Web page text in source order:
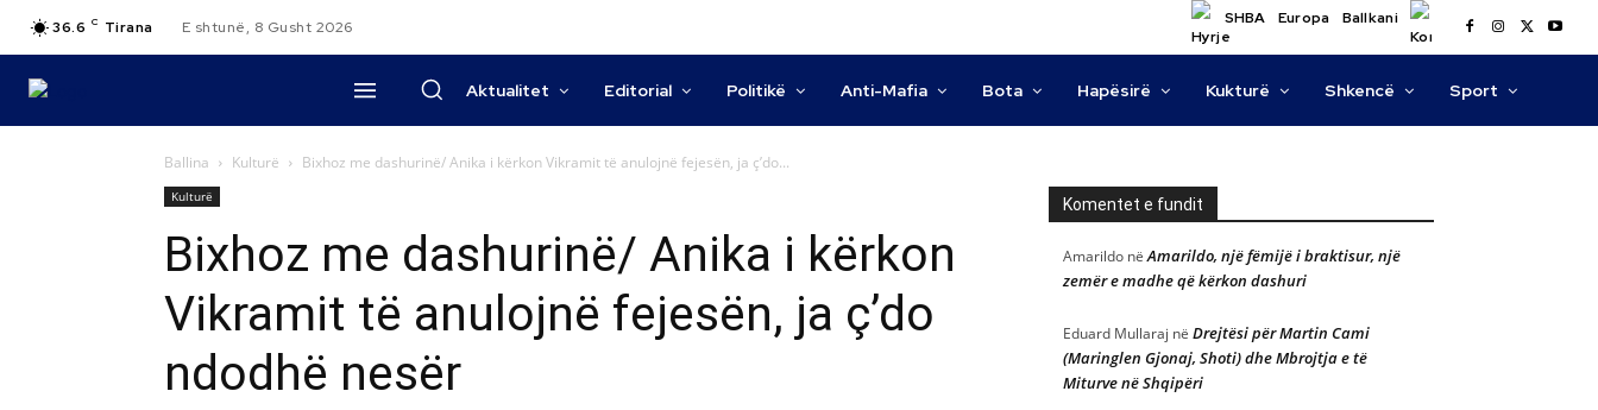
36.6 C Tirana E shtunë, 8 Gusht 2026 SHBA Europa Ballkani
Aktualitet Editorial Politikë Anti-Mafia Bota Hapësirë Kukturë Shkencë Sport
Ballina Kulturë Bixhoz me dashurinë/ Anika i kërkon Vikramit të anulojnë fejesën, ja ç’do...
Kulturë
Bixhoz me dashurinë/ Anika i kërkon
Vikramit të anulojnë fejesën, ja ç’do
ndodhë nesër
Komentet e fundit
Amarildo nëAmarildo, një fëmijë i braktisur, një
zemër e madhe që kërkon dashuri
Eduard Mullaraj në Drejtësi për Martin Cami
(Maringlen Gjonaj, Shoti) dhe Mbrojtja e të
Miturve në Shqipëri